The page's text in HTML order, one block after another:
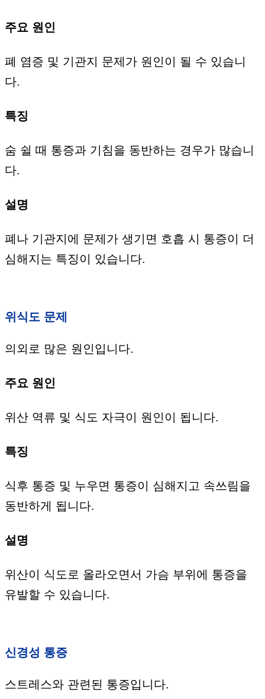
주요 원인
폐 염증 및 기관지 문제가 원인이 될 수 있습니
다.
특징
숨 쉴 때 통증과 기침을 동반하는 경우가 많습니
다.
설명
폐나 기관지에 문제가 생기면 호흡 시 통증이 더
심해지는 특징이 있습니다.
위식도 문제
의외로 많은 원인입니다.
주요 원인
위산 역류 및 식도 자극이 원인이 됩니다.
특징
식후 통증 및 누우면 통증이 심해지고 속쓰림을
동반하게 됩니다.
설명
위산이 식도로 올라오면서 가슴 부위에 통증을
유발할 수 있습니다.
신경성 통증
스트레스와 관련된 통증입니다.